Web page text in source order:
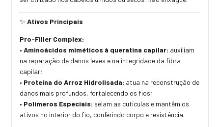
✨ Ativos Principais
Pro-Filler Complex:
• Aminoácidos miméticos à queratina capilar: auxiliam
na reparação de danos leves e na integridade da fibra
capilar;
• Proteína do Arroz Hidrolisada: atua na reconstrução de
danos mais profundos, fortalecendo os fios;
• Polímeros Especiais: selam as cutículas e mantêm os
ativos no interior do fio, conferindo corpo e resistência.